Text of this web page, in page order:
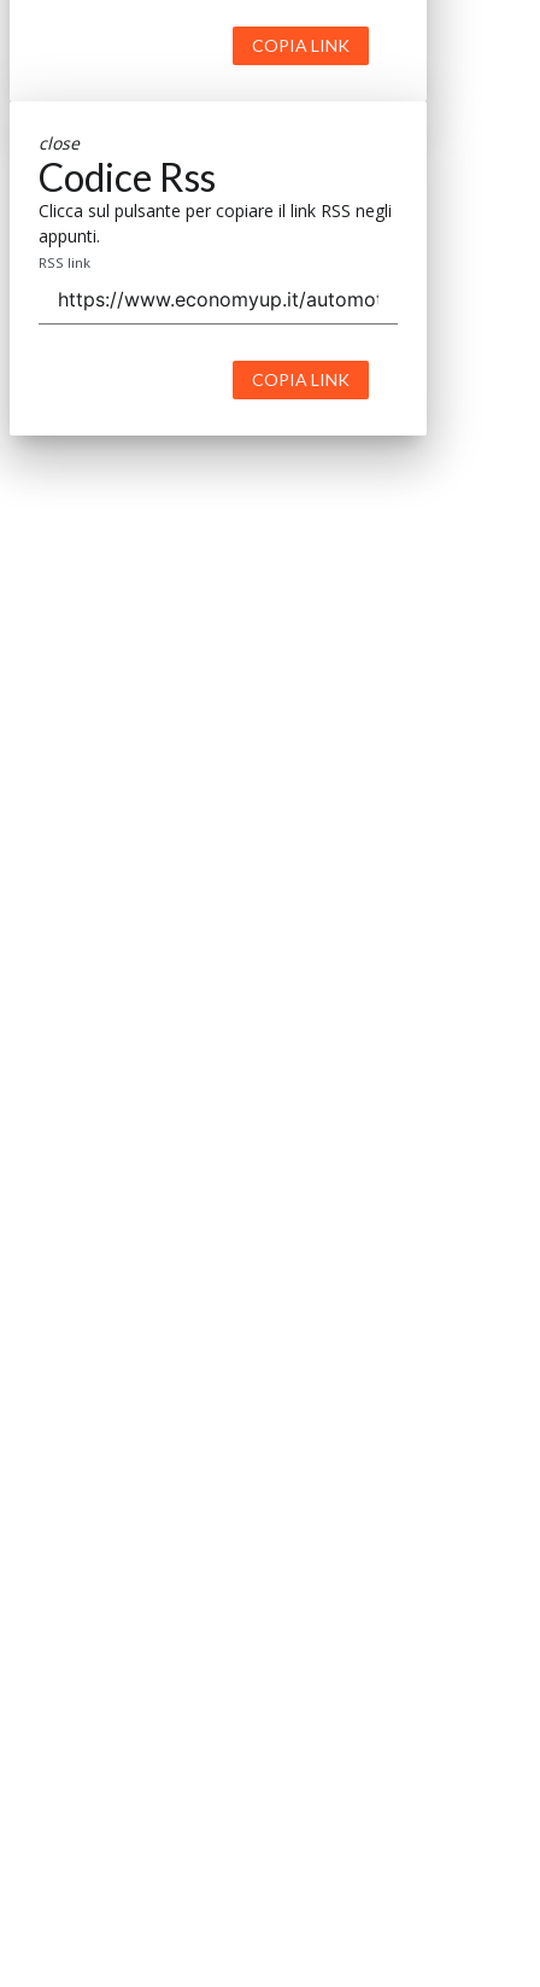
COPIA LINK
close
Codice Rss
Clicca sul pulsante per copiare il link RSS negli
appunti.
RSS link
COPIA LINK